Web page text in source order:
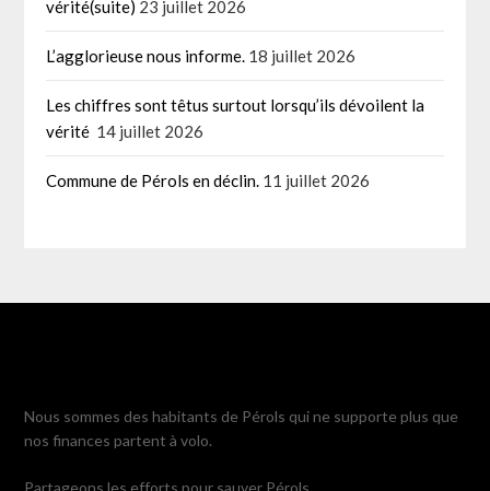
vérité(suite) 23 juillet 2026
L’agglorieuse nous informe. 18 juillet 2026
Les chiffres sont têtus surtout lorsqu’ils dévoilent la
vérité 14 juillet 2026
Commune de Pérols en déclin. 11 juillet 2026
Nous sommes des habitants de Pérols qui ne supporte plus que
nos finances partent à volo.
Partageons les efforts pour sauver Pérols.